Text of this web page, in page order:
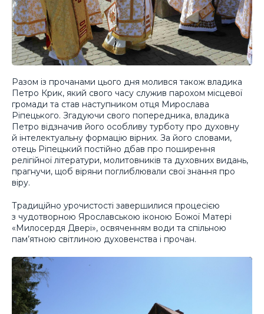
Разом із прочанами цього дня молився також владика
Петро Крик, який свого часу служив парохом місцевої
громади та став наступником отця Мирослава
Ріпецького. Згадуючи свого попередника, владика
Петро відзначив його особливу турботу про духовну
й інтелектуальну формацію вірних. За його словами,
отець Ріпецький постійно дбав про поширення
релігійної літератури, молитовників та духовних видань,
прагнучи, щоб віряни поглиблювали свої знання про
віру.
Традиційно урочистості завершилися процесією
з чудотворною Ярославською іконою Божої Матері
«Милосердя Двері», освяченням води та спільною
пам’ятною світлиною духовенства і прочан.